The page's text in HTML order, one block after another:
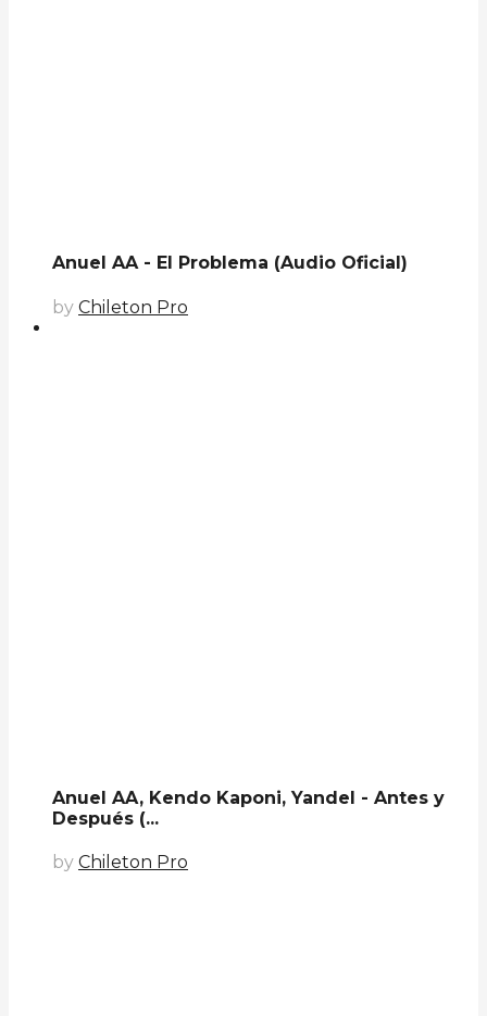
Anuel AA - El Problema (Audio Oficial)
by Chileton Pro
Anuel AA, Kendo Kaponi, Yandel - Antes y
Después (...
by Chileton Pro